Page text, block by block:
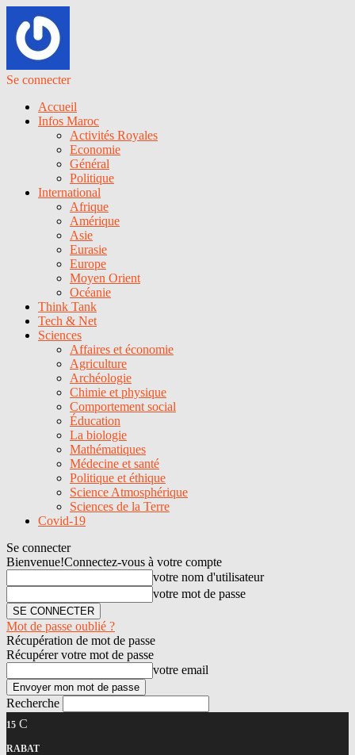
Se connecter
Accueil
Infos Maroc
Activités Royales
Economie
Général
Politique
International
Afrique
Amérique
Asie
Eurasie
Europe
Moyen Orient
Océanie
Think Tank
Tech & Net
Sciences
Affaires et économie
Agriculture
Archéologie
Chimie et physique
Comportement social
Éducation
La biologie
Mathématiques
Médecine et santé
Politique et éthique
Science Atmosphérique
Sciences de la Terre
Covid-19
Se connecter
Bienvenue!Connectez-vous à votre compte
votre nom d'utilisateur
votre mot de passe
Mot de passe oublié ?
Récupération de mot de passe
Récupérer votre mot de passe
votre email
Recherche
15 C
RABAT